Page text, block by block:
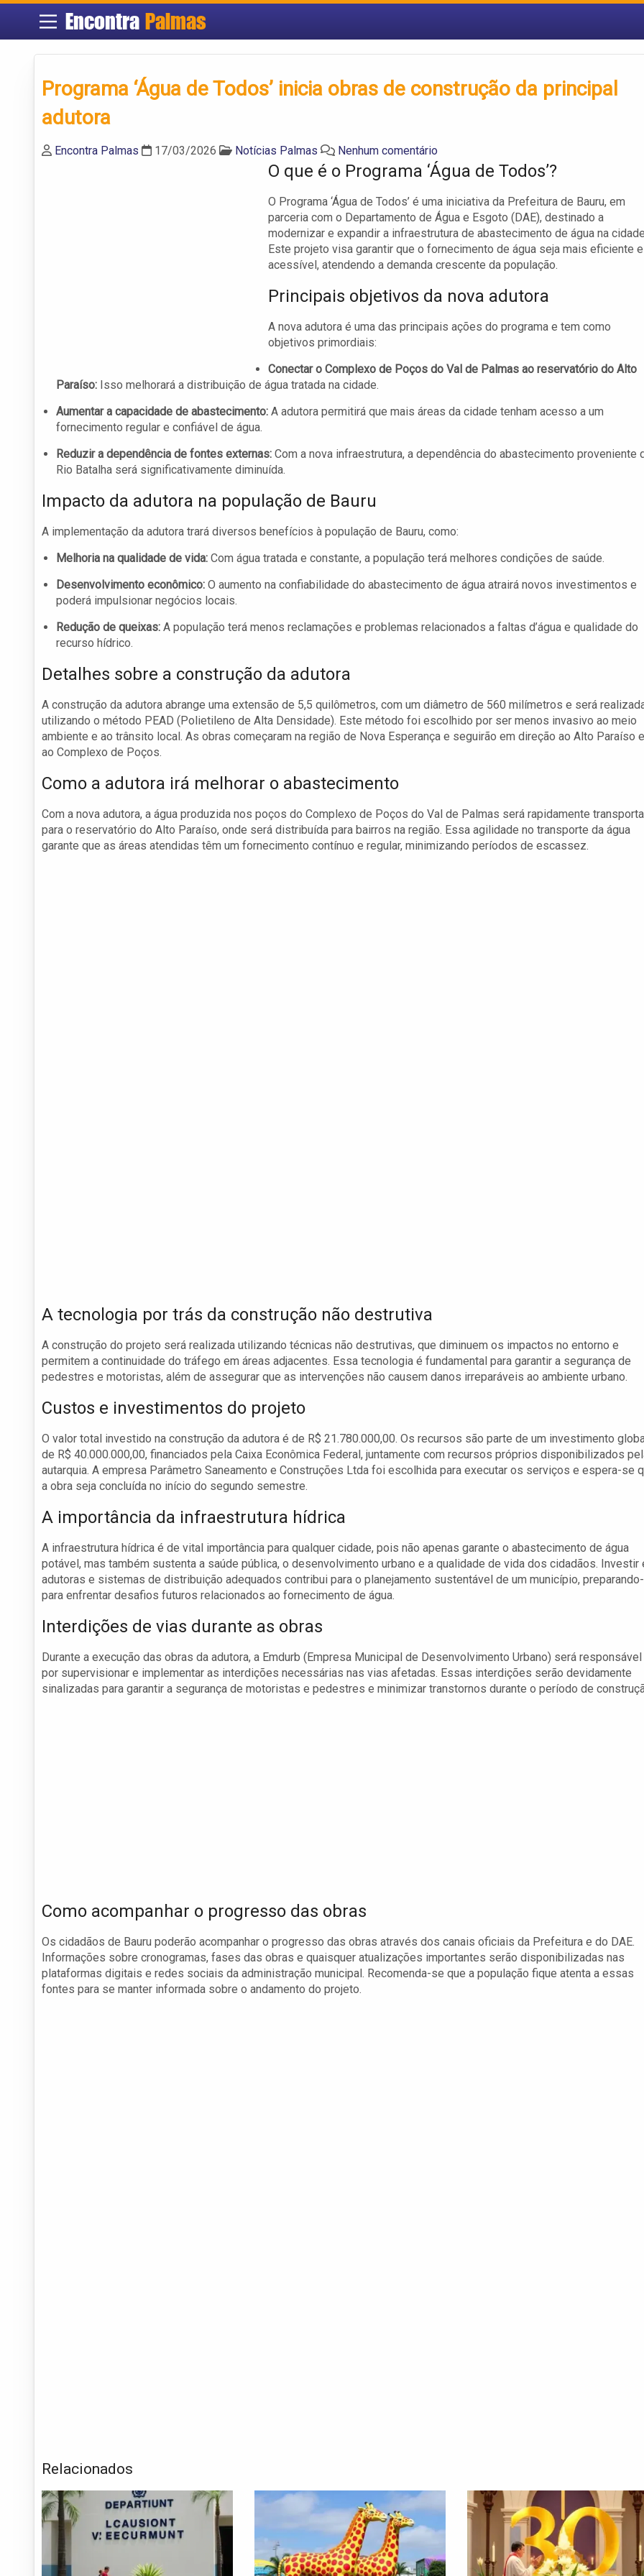
Encontra Palmas
Programa ‘Água de Todos’ inicia obras de construção da principal
adutora
Encontra Palmas 17/03/2026 Notícias Palmas Nenhum comentário
O que é o Programa ‘Água de Todos’?
O Programa ‘Água de Todos’ é uma iniciativa da Prefeitura de Bauru, em
parceria com o Departamento de Água e Esgoto (DAE), destinado a
modernizar e expandir a infraestrutura de abastecimento de água na
Este projeto visa garantir que o fornecimento de água seja mais eficiente e
acessível, atendendo a demanda crescente da população.
Principais objetivos da nova adutora
A nova adutora é uma das principais ações do programa e tem como
objetivos primordiais:
Conectar o Complexo de Poços do Val de Palmas ao reservatório do Alto
Paraíso: Isso melhorará a distribuição de água tratada na cidade.
Aumentar a capacidade de abastecimento: A adutora permitirá que mais áreas da cidade tenham acesso a um
fornecimento regular e confiável de água.
Reduzir a dependência de fontes externas: Com a nova infraestrutura, a dependência do abastecimento proveniente
Rio Batalha será significativamente diminuída.
Impacto da adutora na população de Bauru
A implementação da adutora trará diversos benefícios à população de Bauru, como:
Melhoria na qualidade de vida: Com água tratada e constante, a população terá melhores condições de saúde.
Desenvolvimento econômico: O aumento na confiabilidade do abastecimento de água atrairá novos investimentos e
poderá impulsionar negócios locais.
Redução de queixas: A população terá menos reclamações e problemas relacionados a faltas d’água e qualidade do
recurso hídrico.
Detalhes sobre a construção da adutora
A construção da adutora abrange uma extensão de 5,5 quilômetros, com um diâmetro de 560 milímetros e será
utilizando o método PEAD (Polietileno de Alta Densidade). Este método foi escolhido por ser menos invasivo ao meio
ambiente e ao trânsito local. As obras começaram na região de Nova Esperança e seguirão em direção ao Alto Paraíso e
ao Complexo de Poços.
Como a adutora irá melhorar o abastecimento
Com a nova adutora, a água produzida nos poços do Complexo de Poços do Val de Palmas será rapidamente
para o reservatório do Alto Paraíso, onde será distribuída para bairros na região. Essa agilidade no transporte da água
garante que as áreas atendidas têm um fornecimento contínuo e regular, minimizando períodos de escassez.
A tecnologia por trás da construção não destrutiva
A construção do projeto será realizada utilizando técnicas não destrutivas, que diminuem os impactos no entorno e
permitem a continuidade do tráfego em áreas adjacentes. Essa tecnologia é fundamental para garantir a segurança de
pedestres e motoristas, além de assegurar que as intervenções não causem danos irreparáveis ao ambiente urbano.
Custos e investimentos do projeto
O valor total investido na construção da adutora é de R$ 21.780.000,00. Os recursos são parte de um investimento
de R$ 40.000.000,00, financiados pela Caixa Econômica Federal, juntamente com recursos próprios disponibilizados
autarquia. A empresa Parâmetro Saneamento e Construções Ltda foi escolhida para executar os serviços e espera-se
a obra seja concluída no início do segundo semestre.
A importância da infraestrutura hídrica
A infraestrutura hídrica é de vital importância para qualquer cidade, pois não apenas garante o abastecimento de água
potável, mas também sustenta a saúde pública, o desenvolvimento urbano e a qualidade de vida dos cidadãos. Investir
adutoras e sistemas de distribuição adequados contribui para o planejamento sustentável de um município,
para enfrentar desafios futuros relacionados ao fornecimento de água.
Interdições de vias durante as obras
Durante a execução das obras da adutora, a Emdurb (Empresa Municipal de Desenvolvimento Urbano) será responsável
por supervisionar e implementar as interdições necessárias nas vias afetadas. Essas interdições serão devidamente
sinalizadas para garantir a segurança de motoristas e pedestres e minimizar transtornos durante o período de
Como acompanhar o progresso das obras
Os cidadãos de Bauru poderão acompanhar o progresso das obras através dos canais oficiais da Prefeitura e do DAE.
Informações sobre cronogramas, fases das obras e quaisquer atualizações importantes serão disponibilizadas nas
plataformas digitais e redes sociais da administração municipal. Recomenda-se que a população fique atenta a essas
fontes para se manter informada sobre o andamento do projeto.
Relacionados